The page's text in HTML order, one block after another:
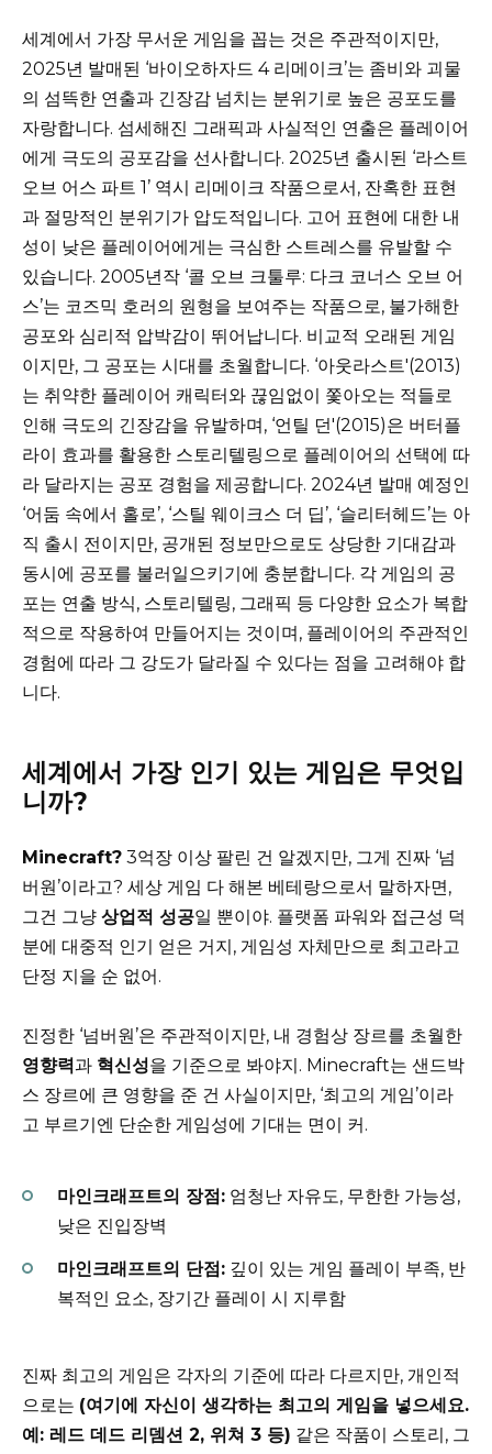
세계에서 가장 무서운 게임을 꼽는 것은 주관적이지만,
2025년 발매된 ‘바이오하자드 4 리메이크’는 좀비와 괴물
의 섬뜩한 연출과 긴장감 넘치는 분위기로 높은 공포도를
자랑합니다. 섬세해진 그래픽과 사실적인 연출은 플레이어
에게 극도의 공포감을 선사합니다. 2025년 출시된 ‘라스트
오브 어스 파트 1’ 역시 리메이크 작품으로서, 잔혹한 표현
과 절망적인 분위기가 압도적입니다. 고어 표현에 대한 내
성이 낮은 플레이어에게는 극심한 스트레스를 유발할 수
있습니다. 2005년작 ‘콜 오브 크툴루: 다크 코너스 오브 어
스’는 코즈믹 호러의 원형을 보여주는 작품으로, 불가해한
공포와 심리적 압박감이 뛰어납니다. 비교적 오래된 게임
이지만, 그 공포는 시대를 초월합니다. ‘아웃라스트'(2013)
는 취약한 플레이어 캐릭터와 끊임없이 쫓아오는 적들로
인해 극도의 긴장감을 유발하며, ‘언틸 던'(2015)은 버터플
라이 효과를 활용한 스토리텔링으로 플레이어의 선택에 따
라 달라지는 공포 경험을 제공합니다. 2024년 발매 예정인
‘어둠 속에서 홀로’, ‘스틸 웨이크스 더 딥’, ‘슬리터헤드’는 아
직 출시 전이지만, 공개된 정보만으로도 상당한 기대감과
동시에 공포를 불러일으키기에 충분합니다. 각 게임의 공
포는 연출 방식, 스토리텔링, 그래픽 등 다양한 요소가 복합
적으로 작용하여 만들어지는 것이며, 플레이어의 주관적인
경험에 따라 그 강도가 달라질 수 있다는 점을 고려해야 합
니다.
세계에서 가장 인기 있는 게임은 무엇입
니까?
Minecraft? 3억장 이상 팔린 건 알겠지만, 그게 진짜 ‘넘
버원’이라고? 세상 게임 다 해본 베테랑으로서 말하자면,
그건 그냥 상업적 성공일 뿐이야. 플랫폼 파워와 접근성 덕
분에 대중적 인기 얻은 거지, 게임성 자체만으로 최고라고
단정 지을 순 없어.
진정한 ‘넘버원’은 주관적이지만, 내 경험상 장르를 초월한
영향력과 혁신성을 기준으로 봐야지. Minecraft는 샌드박
스 장르에 큰 영향을 준 건 사실이지만, ‘최고의 게임’이라
고 부르기엔 단순한 게임성에 기대는 면이 커.
마인크래프트의 장점: 엄청난 자유도, 무한한 가능성,
낮은 진입장벽
마인크래프트의 단점: 깊이 있는 게임 플레이 부족, 반
복적인 요소, 장기간 플레이 시 지루함
진짜 최고의 게임은 각자의 기준에 따라 다르지만, 개인적
으로는 (여기에 자신이 생각하는 최고의 게임을 넣으세요.
예: 레드 데드 리뎀션 2, 위쳐 3 등) 같은 작품이 스토리, 그